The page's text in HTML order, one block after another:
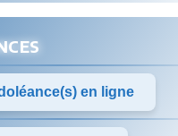
en ligne